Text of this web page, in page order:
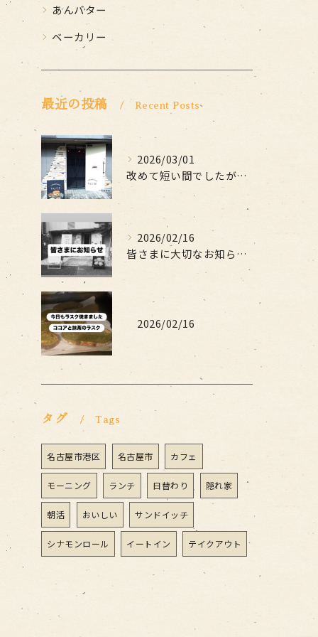
あんバター
ベーカリー
最近の投稿 Recent Posts
2026/03/01
改めて短い間でしたがお世話になりました
2026/02/16
皆さまに大切なお知らせです
2026/02/16
タグ Tags
名古屋市港区 名古屋市 カフェ
モーニング ランチ 日替わり 隠れ家
朝活 おいしい サンドイッチ
シナモンロール イートイン テイクアウト